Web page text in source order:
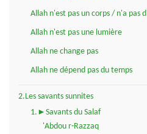
Allah n'est pas un corps / n'a pas
Allah n'est pas une lumière
Allah ne change pas
Allah ne dépend pas du temps
2.Les savants sunnites
1.►Savants du Salaf
'Abdou r-Razzaq